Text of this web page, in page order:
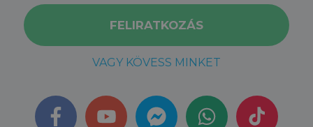
VAGY KÖVESS MINKET